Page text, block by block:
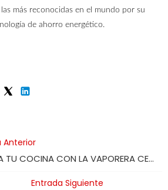
más reconocidas en el mundo por su
de ahorro energético.
Anterior
MEJORA TU COCINA CON LA VAPORERA CECOTEC
Entrada Siguiente